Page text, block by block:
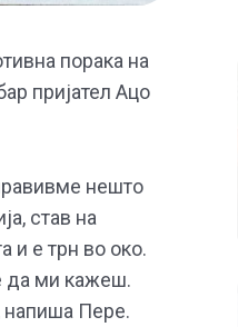
порака на
пријател Ацо
нешто
став на
и е трн во око.
да ми кажеш.
напиша Пере.